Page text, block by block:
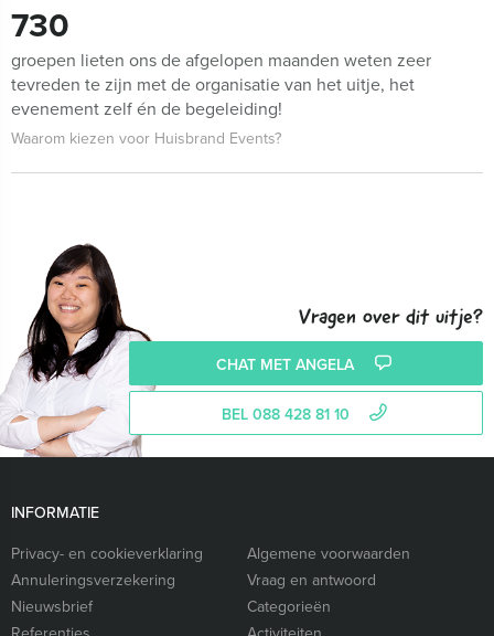
730
groepen lieten ons de afgelopen maanden weten zeer
tevreden te zijn met de organisatie van het uitje, het
evenement zelf én de begeleiding!
Waarom kiezen voor Huisbrand Events?
Vragen over dit uitje?
CHAT MET ANGELA
BEL 088 428 81 10
INFORMATIE
Privacy- en cookieverklaring
Algemene voorwaarden
Annuleringsverzekering
Vraag en antwoord
Nieuwsbrief
Categorieën